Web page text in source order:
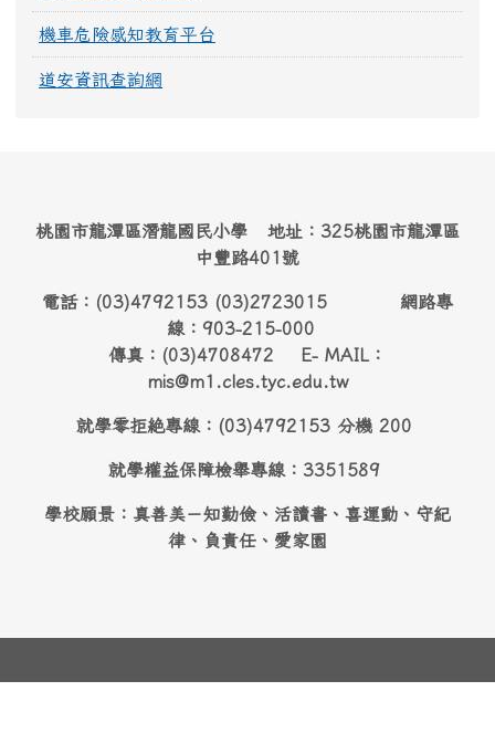
機車危險感知教育平台
道安資訊查詢網
桃園市龍潭區潛龍國民小學 地址：325桃園市龍潭區
中豐路401號
電話：(03)4792153 (03)2723015 網路專
線：903-215-000
傳真：(03)4708472 E- MAIL：
mis@m1.cles.tyc.edu.tw
就學零拒絶專線：(03)4792153 分機 200
就學權益保障檢舉專線：3351589
學校願景：真善美－知勤儉、活讀書、喜運動、守紀
律、負責任、愛家園